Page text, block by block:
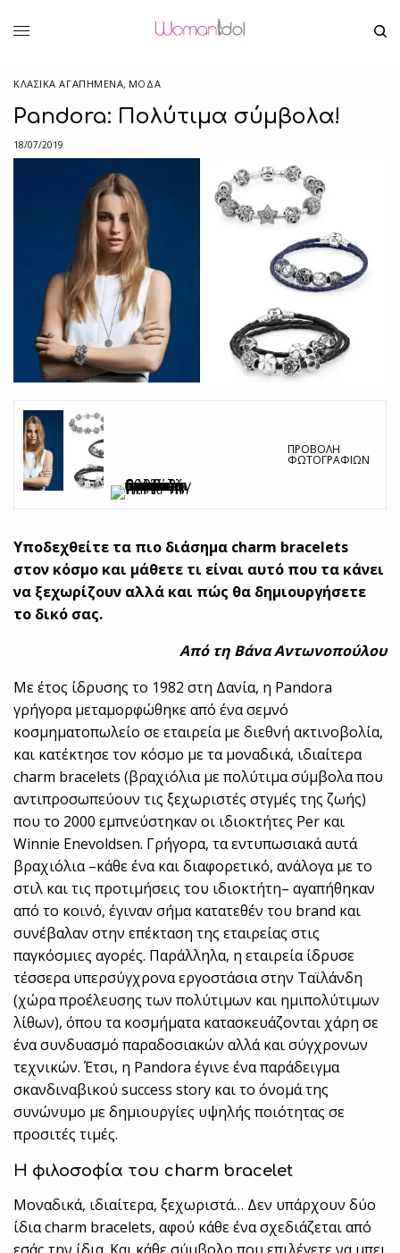
ΚΛΑΣΙΚΆ ΑΓΑΠΗΜΈΝΑ, ΜΟΔΑ
Pandora: Πολύτιμα σύμβολα!
18/07/2019
ΠΡΟΒΟΛΉ
ΦΩΤΟΓΡΑΦΙΏΝ
Υποδεχθείτε τα πιο διάσημα charm bracelets
στον κόσμο και μάθετε τι είναι αυτό που τα κάνει
να ξεχωρίζουν αλλά και πώς θα δημιουργήσετε
το δικό σας.
Από τη Βάνα Αντωνοπούλου
Με έτος ίδρυσης το 1982 στη Δανία, η Pandora
γρήγορα μεταμορφώθηκε από ένα σεμνό
κοσμηματοπωλείο σε εταιρεία με διεθνή ακτινοβολία,
και κατέκτησε τον κόσμο με τα μοναδικά, ιδιαίτερα
charm bracelets (βραχιόλια με πολύτιμα σύμβολα που
αντιπροσωπεύουν τις ξεχωριστές στγμές της ζωής)
που το 2000 εμπνεύστηκαν οι ιδιοκτήτες Per και
Winnie Enevoldsen. Γρήγορα, τα εντυπωσιακά αυτά
βραχιόλια –κάθε ένα και διαφορετικό, ανάλογα με το
στιλ και τις προτιμήσεις του ιδιοκτήτη– αγαπήθηκαν
από το κοινό, έγιναν σήμα κατατεθέν του brand και
συνέβαλαν στην επέκταση της εταιρείας στις
παγκόσμιες αγορές. Παράλληλα, η εταιρεία ίδρυσε
τέσσερα υπερσύγχρονα εργοστάσια στην Ταϊλάνδη
(χώρα προέλευσης των πολύτιμων και ημιπολύτιμων
λίθων), όπου τα κοσμήματα κατασκευάζονται χάρη σε
ένα συνδυασμό παραδοσιακών αλλά και σύγχρονων
τεχνικών. Έτσι, η Pandora έγινε ένα παράδειγμα
σκανδιναβικού success story και το όνομά της
συνώνυμο με δημιουργίες υψηλής ποιότητας σε
προσιτές τιμές.
Η φιλοσοφία του charm bracelet
Μοναδικά, ιδιαίτερα, ξεχωριστά… Δεν υπάρχουν δύο
ίδια charm bracelets, αφού κάθε ένα σχεδιάζεται από